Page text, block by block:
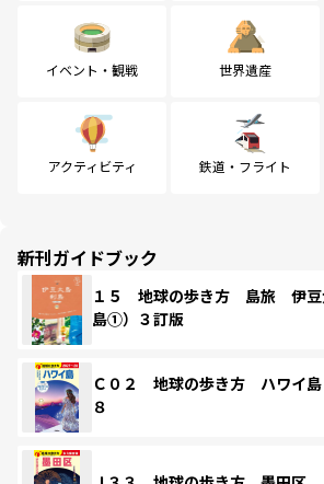
イベント・観戦 世界遺産
アクティビティ 鉄道・フライト
新刊ガイドブック
１５ 地球の歩き方 島旅 伊豆
島①）３訂版
Ｃ０２ 地球の歩き方 ハワイ
８